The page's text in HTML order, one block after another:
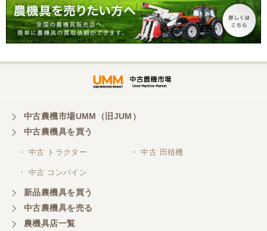
山梨県／
迅速丁寧にご対応くださいました。この度はありが
です。
山梨県／井上農場
このたびはお取引ありがとうございました。 梱包も
山梨県／
中古農機市場UMM（旧JUM）
中古農機具を買う
・ 中古 トラクター ・ 中古 田植機
・ 中古 コンバイン
新品農機具を買う
中古農機具を売る
農機具店一覧